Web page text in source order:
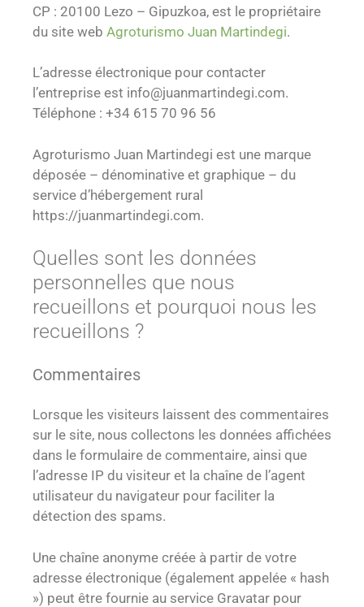
CP : 20100 Lezo – Gipuzkoa, est le propriétaire
du site web Agroturismo Juan Martindegi.
L’adresse électronique pour contacter
l’entreprise est info@juanmartindegi.com.
Téléphone : +34 615 70 96 56
Agroturismo Juan Martindegi est une marque
déposée – dénominative et graphique – du
service d’hébergement rural
https://juanmartindegi.com.
Quelles sont les données
personnelles que nous
recueillons et pourquoi nous les
recueillons ?
Commentaires
Lorsque les visiteurs laissent des commentaires
sur le site, nous collectons les données affichées
dans le formulaire de commentaire, ainsi que
l’adresse IP du visiteur et la chaîne de l’agent
utilisateur du navigateur pour faciliter la
détection des spams.
Une chaîne anonyme créée à partir de votre
adresse électronique (également appelée « hash
») peut être fournie au service Gravatar pour